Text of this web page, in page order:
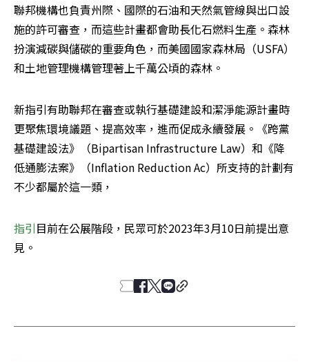
聯邦機構也負責州際、國際的石油和天然氣管線與出口設
施的許可審查，而這些計畫都會助長化石燃料生產。森林
扮演減碳與儲碳的重要角色，而美國國家森林局（USFA）
和土地管理機構管理著上千萬公頃的森林。
新指引有助聯邦在審查或執行基礎建設和潔淨能源計畫時
更聚焦環境議題、提高效率，進而促成永續發展。《跨黨
基礎建設法》（Bipartisan Infrastructure Law）和《降
低通膨法案》（Inflation Reduction Ac）所支持的計劃有
不少都屬於這一類，
指引目前在公展階段，民眾可於2023年3月10日前提出意
見。